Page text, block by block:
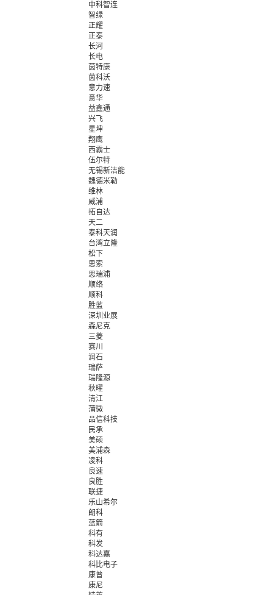
中科智连
智绿
正耀
正泰
长河
长电
茵特康
茵科沃
意力速
意华
益鑫通
兴飞
星坤
翔鹰
西霸士
伍尔特
无锡新洁能
魏德米勒
维林
威浦
拓自达
天二
泰科天润
台湾立隆
松下
思索
思瑞浦
顺络
顺科
胜蓝
深圳业展
森尼克
三菱
赛川
润石
瑞萨
瑞隆源
秋曜
清江
蒲微
品信科技
民承
美硕
美浦森
凌科
良速
良胜
联捷
乐山希尔
朗科
蓝箭
科有
科发
科达嘉
科比电子
康普
康尼